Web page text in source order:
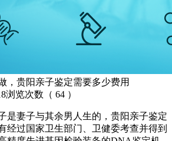
，贵阳亲子鉴定需要多少费用
浏览次数（ 64 ）
是妻子与其余男人生的，贵阳亲子鉴定
经过国家卫生部门、卫健委考查并得到